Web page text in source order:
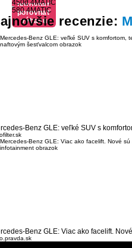
výbavu
porovnať
výbavu
450d 4MATIC
porovnať
výbavu
580 4MATIC
recenzie:
Benz GLE: veľké SUV s
Benz GLE: Viac ako facelift.